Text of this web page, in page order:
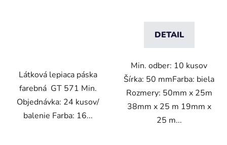
Látková lepiaca páska
farebná GT 571 Min.
Objednávka: 24 kusov/
balenie Farba: 16...
DETAIL
Min. odber: 10 kusov
Šírka: 50 mmFarba: biela
Rozmery: 50mm x 25m
38mm x 25 m 19mm x
25 m...